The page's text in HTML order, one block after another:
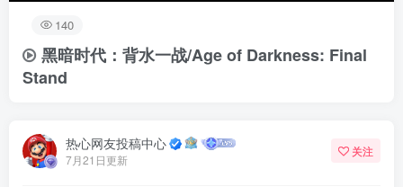
140
黑暗时代：背水一战/Age of Darkness: Final
Stand
热心网友投稿中心
7月21日更新
关注